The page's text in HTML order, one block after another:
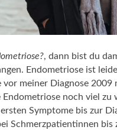
, dann bist du
Endometriose ist
meiner Diagnose
noch viel zu
Symptome bis zur
Schmerzpatientinnen bis